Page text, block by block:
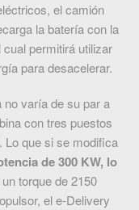
el camión
la batería con la
permitirá utilizar
para desacelerar.
varía de su par a
con tres puestos
Lo que si se modifica
de 300 KW, lo
torque de 2150
el e-Delivery